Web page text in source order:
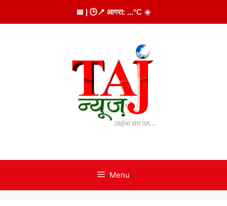
to
📅 | 🕒📍 आगरा: ...°C ☀️
Menu